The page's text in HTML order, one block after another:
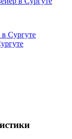
Сургуте